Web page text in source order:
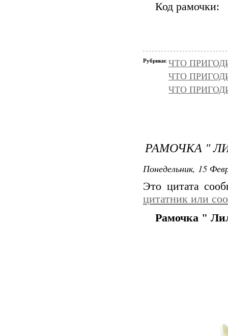
Код рамочки:
Рубрики: ЧТО
ЧТО
ЧТО
РАМОЧКА "
Понедельник, 15
Это цитата
цитатник или
Рамочка "